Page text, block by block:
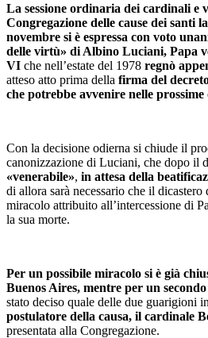
La sessione ordinaria dei cardinali e
Congregazione delle cause dei santi
novembre si è espressa con voto
delle virtù» di Albino Luciani, Papa
VI che nell’estate del 1978 regnò
atteso atto prima della firma del
che potrebbe avvenire nelle prossime
Con la decisione odierna si chiude il
canonizzazione di Luciani, che dopo il
«venerabile», in attesa della
di allora sarà necessario che il
miracolo attribuito all’intercessione di
la sua morte.
Per un possibile miracolo si è già
Buenos Aires, mentre per un
stato deciso quale delle due guarigioni
postulatore della causa, il cardinale
presentata alla Congregazione.